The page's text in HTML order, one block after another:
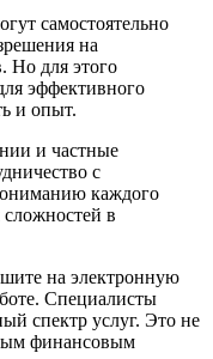
самостоятельно
на
Но для этого
эффективного
и опыт.
и частные
с
каждого
в
на электронную
Специалисты
спектр услуг. Это не
финансовым